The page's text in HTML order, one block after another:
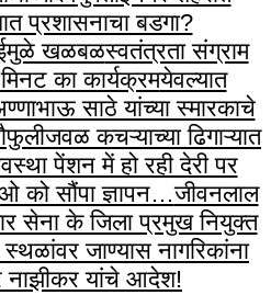
प्रशासनाचा बडगा?
खळबळस्वतंत्रता संग्राम
का कार्यक्रमयेवल्यात
साठे यांच्या स्मारकाचे
कचऱ्याच्या ढिगाऱ्यात
पेंशन में हो रही देरी पर
को सौंपा ज्ञापन…जीवनलाल
सेना के जिला प्रमुख नियुक्त
जाण्यास नागरिकांना
नाझीकर यांचे आदेश!